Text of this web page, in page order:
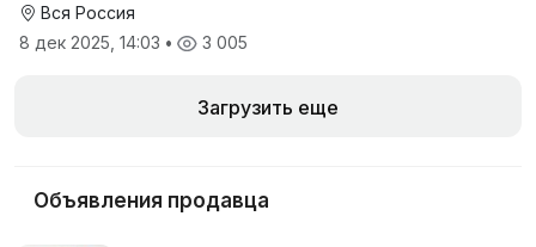
Вся Россия
8 дек 2025, 14:03 • 3 005
Загрузить еще
Объявления продавца